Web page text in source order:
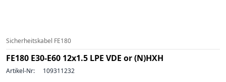
Sicherheitskabel FE180
FE180 E30-E60 12x1.5 LPE VDE or (N)HXH
Artikel-Nr: 109311232